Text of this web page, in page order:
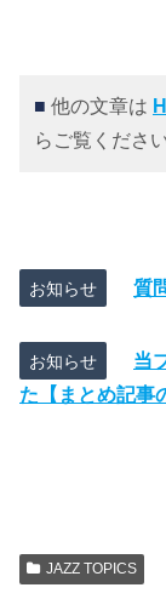
■ 他の文章は
らご覧ください
お知らせ 質
お知らせ
当
た【まとめ記事
JAZZ TOPICS